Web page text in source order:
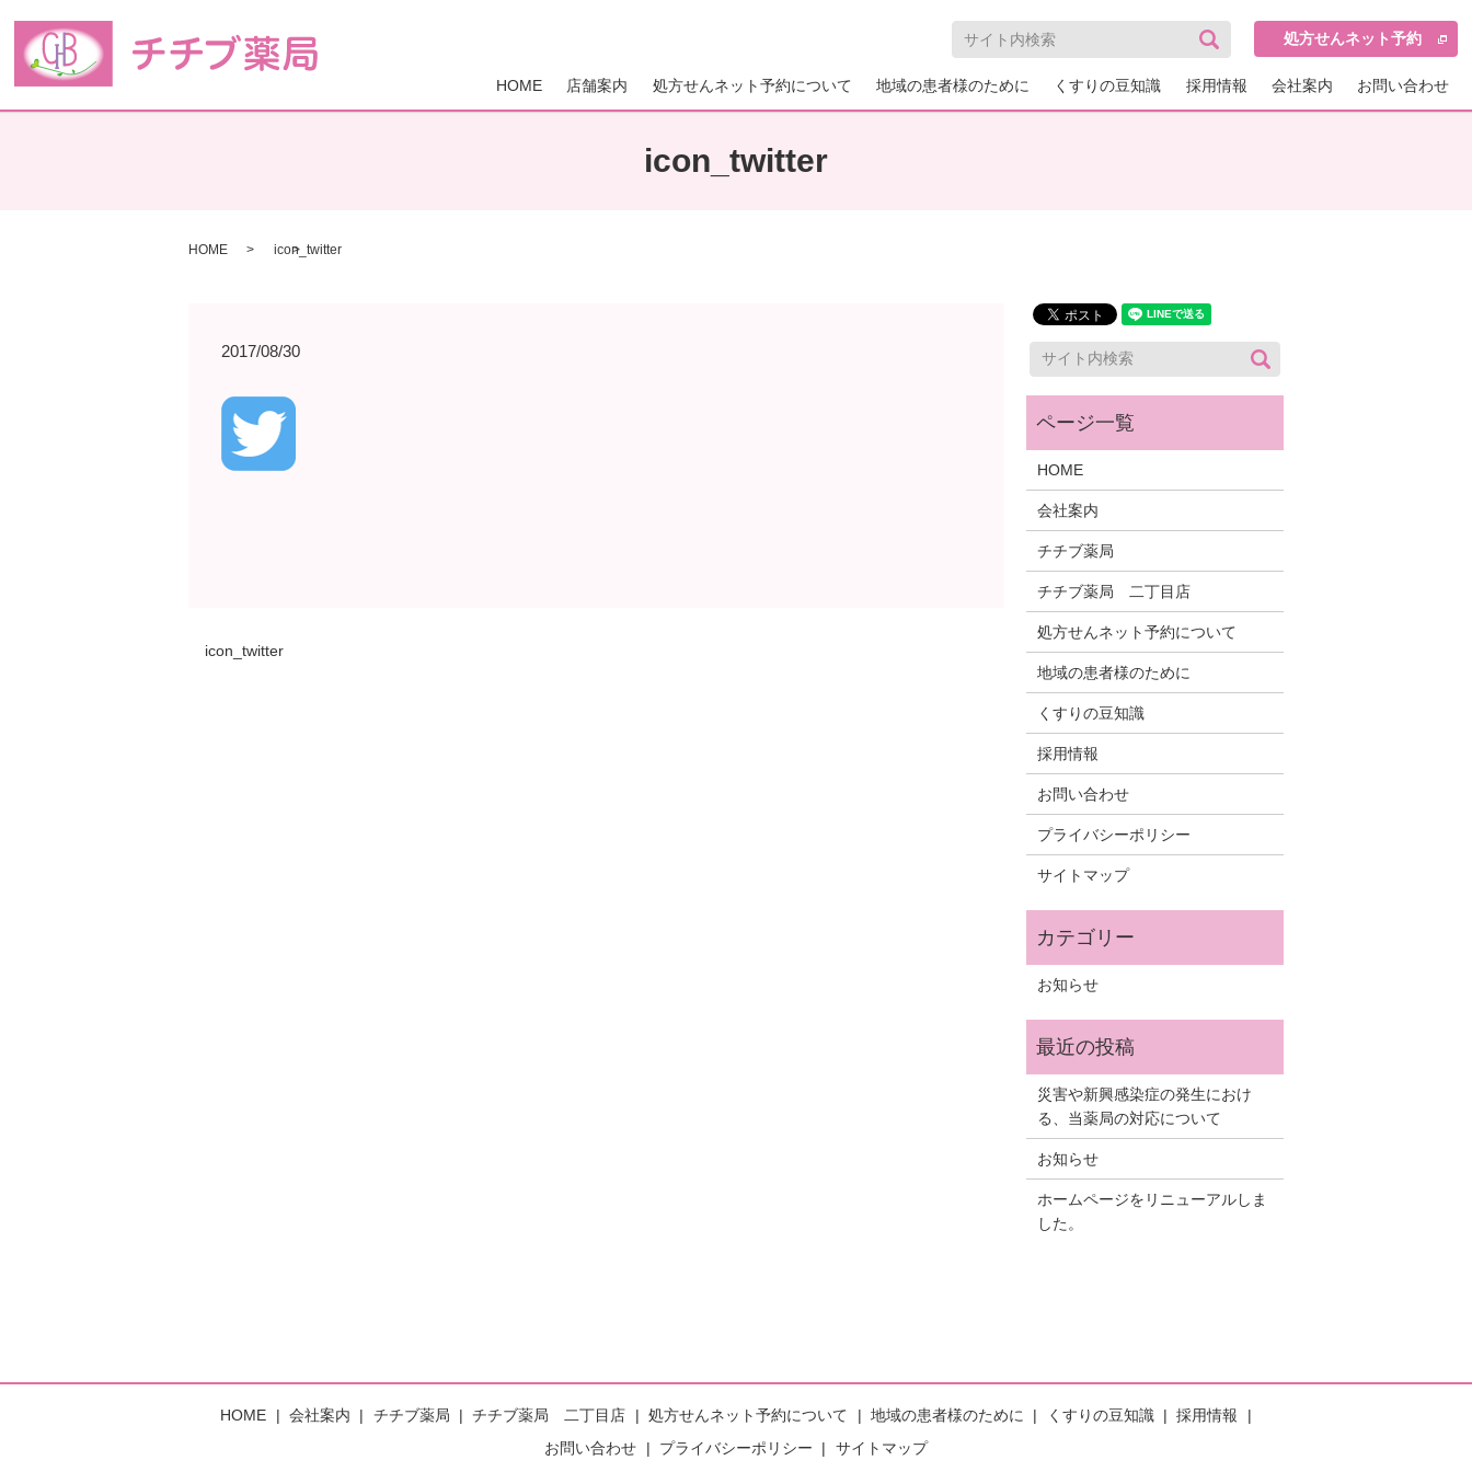
処方せんネット予約
HOME 店舗案内 処方せんネット予約について 地域の患者様のために くすりの豆知識 採用情報 会社案内 お問い合わせ
icon_twitter
HOME icon_twitter
2017/08/30
icon_twitter
HOME
会社案内
チチブ薬局
チチブ薬局 二丁目店
処方せんネット予約について
地域の患者様のために
くすりの豆知識
採用情報
お問い合わせ
プライバシーポリシー
サイトマップ
お知らせ
災害や新興感染症の発生におけ
る、当薬局の対応について
お知らせ
ホームページをリニューアルしま
した。
HOME 会社案内 チチブ薬局 チチブ薬局 二丁目店 処方せんネット予約について 地域の患者様のために くすりの豆知識
採用情報
お問い合わせ
プライバシーポリシー サイトマップ